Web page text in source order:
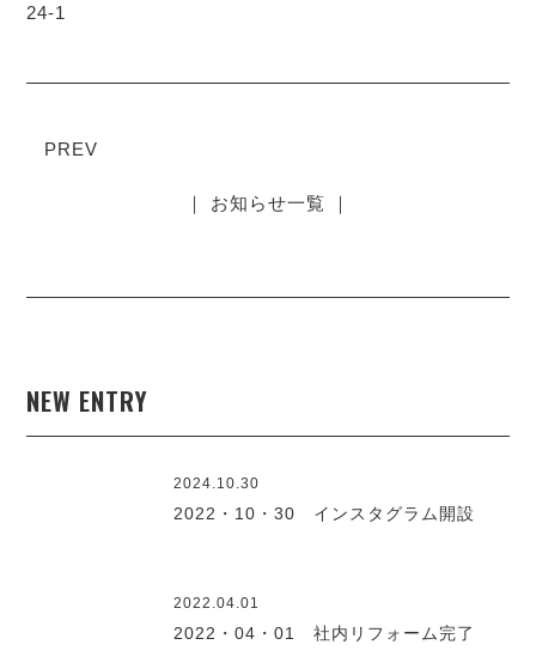
24-1
PREV
｜ お知らせ一覧 ｜
NEW ENTRY
2024.10.30
2022・10・30 インスタグラム開設
2022.04.01
2022・04・01 社内リフォーム完了